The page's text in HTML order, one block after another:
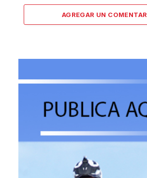
AGREGAR UN